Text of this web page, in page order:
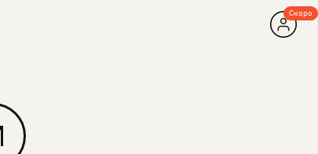
Скоро